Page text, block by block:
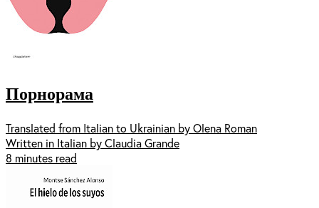
Порнорама
Translated from Italian to Ukrainian by Olena Roman
Written in Italian by Claudia Grande
8 minutes read